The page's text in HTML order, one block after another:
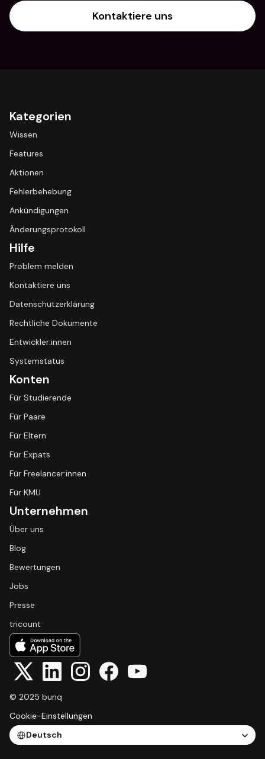
Kontaktiere uns
Kategorien
Wissen
Features
Aktionen
Fehlerbehebung
Ankündigungen
Änderungsprotokoll
Hilfe
Problem melden
Kontaktiere uns
Datenschutzerklärung
Rechtliche Dokumente
Entwickler:innen
Systemstatus
Konten
Für Studierende
Für Paare
Für Eltern
Für Expats
Für Freelancer:innen
Für KMU
Unternehmen
Über uns
Blog
Bewertungen
Jobs
Presse
tricount
© 2025 bunq
Cookie-Einstellungen
Select Language
Deutsch